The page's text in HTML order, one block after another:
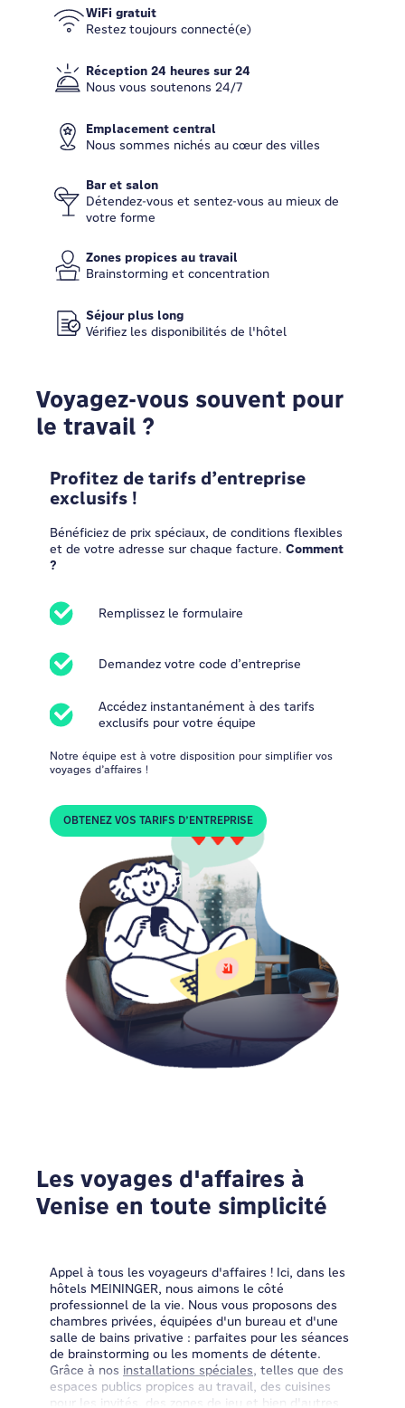
WiFi gratuit
Restez toujours connecté(e)
Réception 24 heures sur 24
Nous vous soutenons 24/7
Emplacement central
Nous sommes nichés au cœur des villes
Bar et salon
Détendez-vous et sentez-vous au mieux de
votre forme
Zones propices au travail
Brainstorming et concentration
Séjour plus long
Vérifiez les disponibilités de l'hôtel
Voyagez-vous souvent pour
le travail ?
Profitez de tarifs d’entreprise
exclusifs !
Bénéficiez de prix spéciaux, de conditions flexibles
et de votre adresse sur chaque facture. Comment
?
Remplissez le formulaire
Demandez votre code d’entreprise
Accédez instantanément à des tarifs
exclusifs pour votre équipe
Notre équipe est à votre disposition pour simplifier vos
voyages d’affaires !
OBTENEZ VOS TARIFS D’ENTREPRISE
Les voyages d'affaires à
Venise en toute simplicité
Appel à tous les voyageurs d'affaires ! Ici, dans les
hôtels MEININGER, nous aimons le côté
professionnel de la vie. Nous vous proposons des
chambres privées, équipées d'un bureau et d'une
salle de bains privative : parfaites pour les séances
de brainstorming ou les moments de détente.
Grâce à nos installations spéciales, telles que des
espaces publics propices au travail, des cuisines
pour les invités, des zones de jeu et bien d'autres